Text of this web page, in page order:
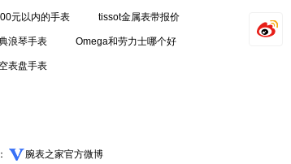
元以内的手表 tissot金属表带报价
浪琴手表 Omega和劳力士哪个好
表盘手表
腕表之家官方微博